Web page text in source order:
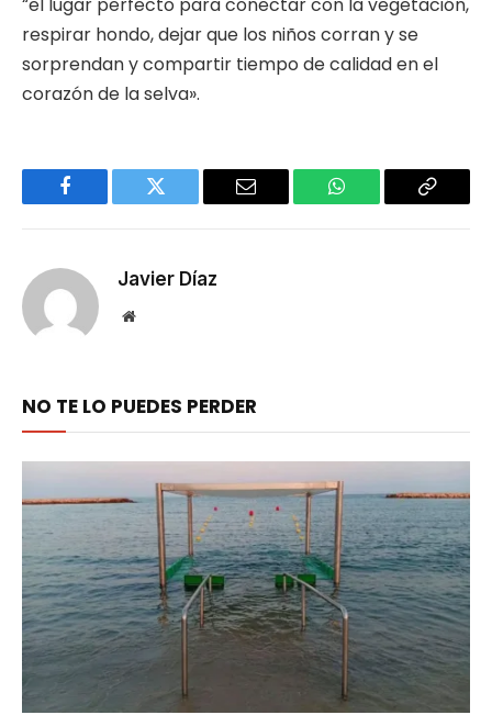
respirar hondo, dejar que los niños corran y se
sorprendan y compartir tiempo de calidad en el
corazón de la selva».
Facebook Twitter Email WhatsApp Copy
Javier Díaz
Website
NO TE LO PUEDES PERDER